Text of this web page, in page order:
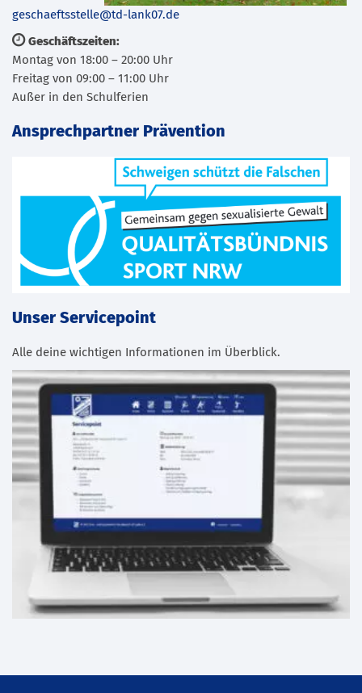
geschaeftsstelle@td-lank07.de
Geschäftszeiten:
Montag von 18:00 – 20:00 Uhr
Freitag von 09:00 – 11:00 Uhr
Außer in den Schulferien
Ansprechpartner Prävention
Unser Servicepoint
Alle deine wichtigen Informationen im Überblick.